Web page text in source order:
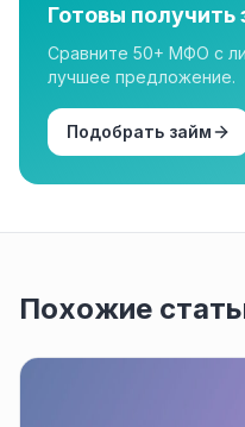
Готовы получить
Сравните 50+ МФО с
лучшее предложение.
Подобрать займ
Похожие